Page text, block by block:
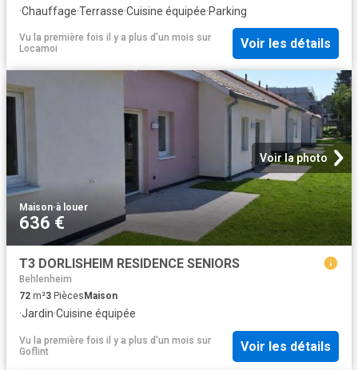
·Chauffage·Terrasse·Cuisine équipée·Parking
Vu la première fois il y a plus d'un mois sur
Locamoi
Voir les détails
Voir la photo
Maison·à louer
636 €
T3 DORLISHEIM RESIDENCE SENIORS
Behlenheim
72 m²3 Pièces Maison
·Jardin·Cuisine équipée
Vu la première fois il y a plus d'un mois sur
Goflint
Voir les détails